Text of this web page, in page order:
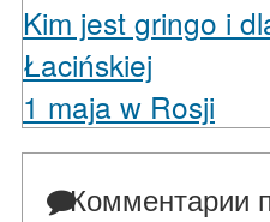
Kim jest gringo i
Łacińskiej
1 maja w Rosji
Комментарии